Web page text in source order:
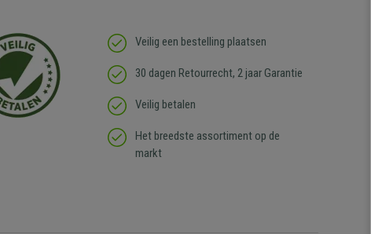
Veilig een bestelling plaatsen
30 dagen Retourrecht, 2 jaar Garantie
Veilig betalen
Het breedste assortiment op de
markt